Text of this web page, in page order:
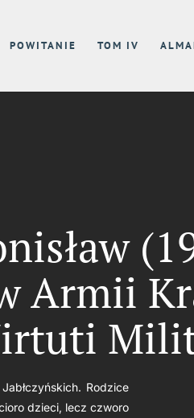
POWITANIE TOM IV
Armii
Rodzice
dzieci, lecz czworo